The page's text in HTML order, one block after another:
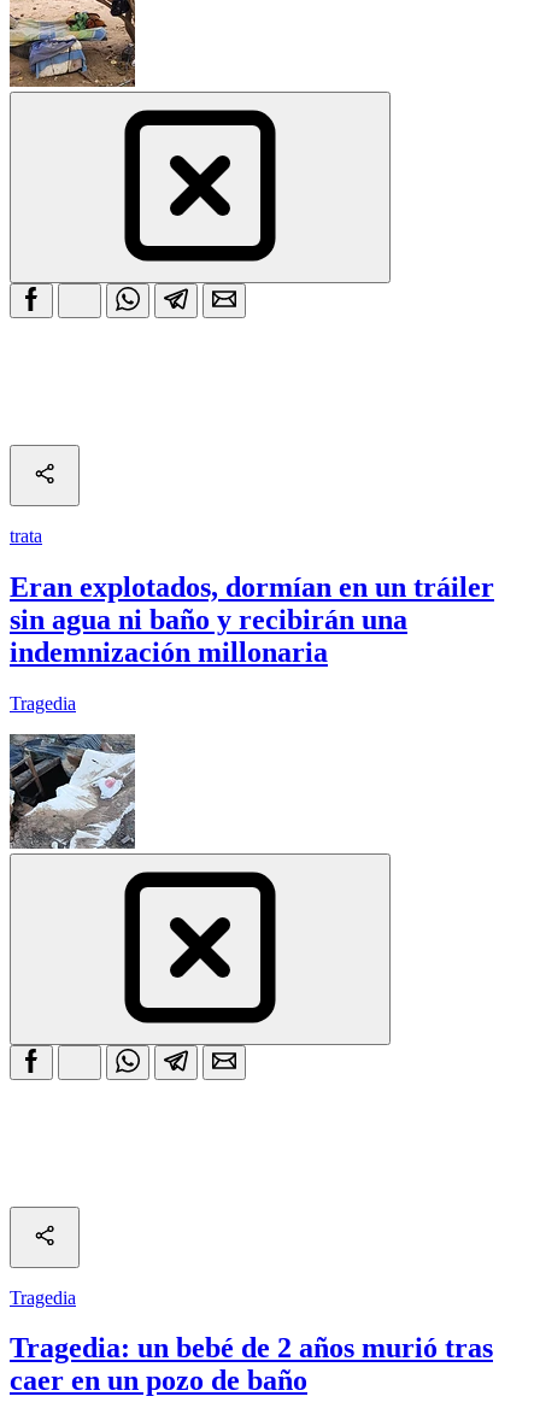
trata
Eran explotados, dormían en un tráiler
sin agua ni baño y recibirán una
indemnización millonaria
Tragedia
Tragedia
Tragedia: un bebé de 2 años murió tras
caer en un pozo de baño